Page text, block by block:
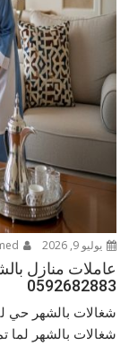
يوليو 9, 2026
عاملات منازل
0592682883
شغالات بالشهر حي
شغالات بالشهر لما